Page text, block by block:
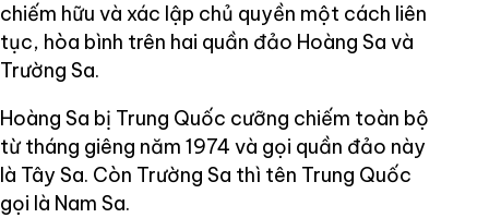
chiếm hữu và xác lập chủ quyền một cách liên
tục, hòa bình trên hai quần đảo Hoàng Sa và
Trường Sa.
Hoàng Sa bị Trung Quốc cưỡng chiếm toàn bộ
từ tháng giêng năm 1974 và gọi quần đảo này
là Tây Sa. Còn Trường Sa thì tên Trung Quốc
gọi là Nam Sa.